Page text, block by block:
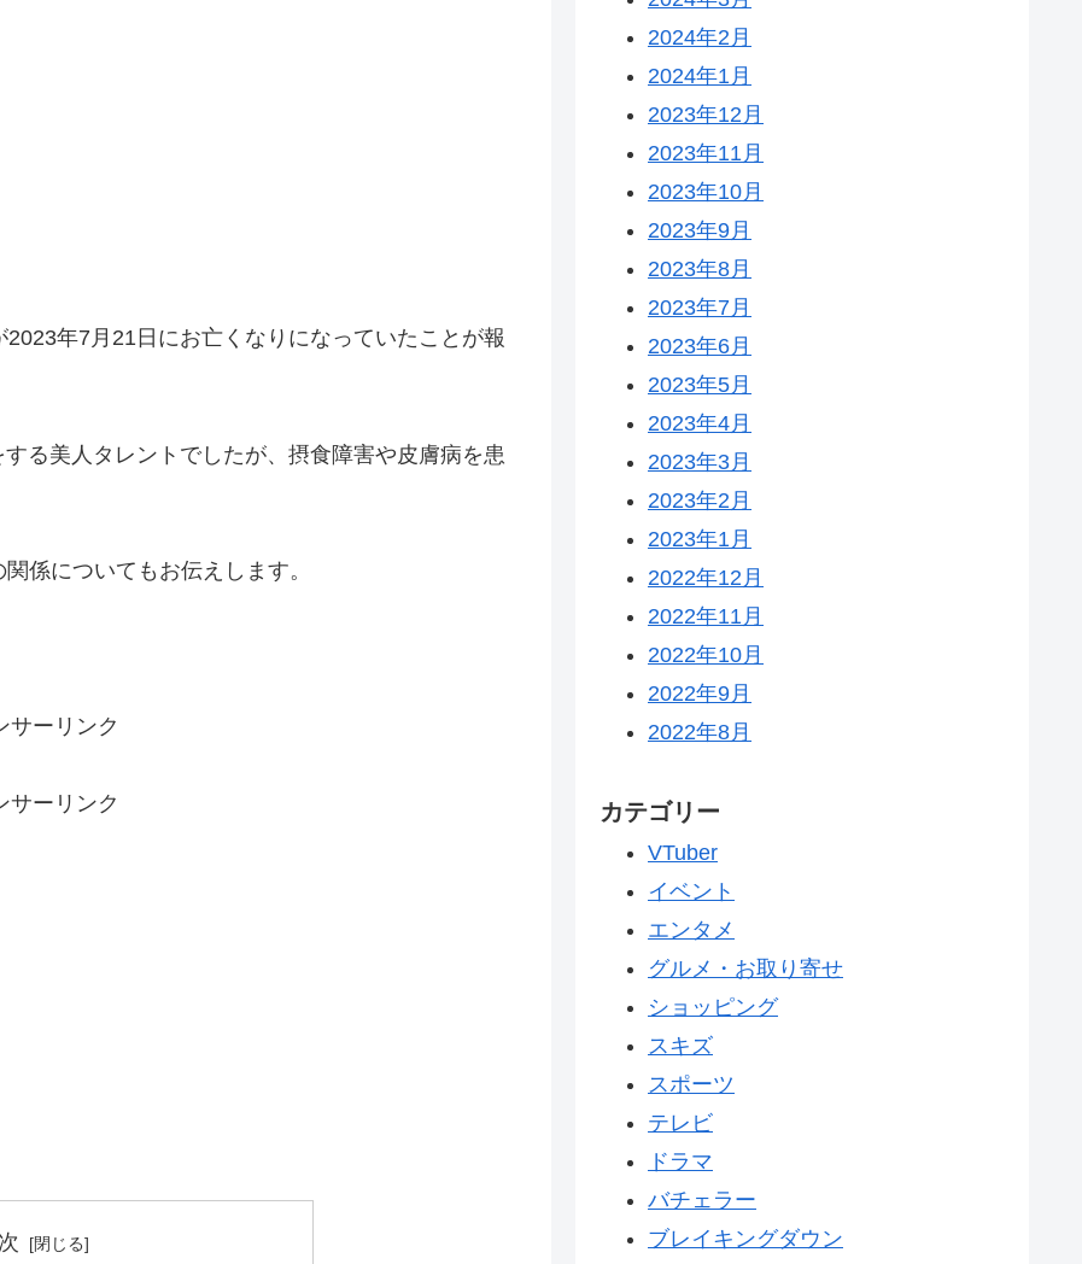
年7月21日にお亡くなりになっていたことが報
る美人タレントでしたが、摂食障害や皮膚病を患
係についてもお伝えします。
サーリンク
サーリンク
2024年2月
2024年1月
2023年12月
2023年11月
2023年10月
2023年9月
2023年8月
2023年7月
2023年6月
2023年5月
2023年4月
2023年3月
2023年2月
2023年1月
2022年12月
2022年11月
2022年10月
2022年9月
2022年8月
カテゴリー
VTuber
イベント
エンタメ
グルメ・お取り寄せ
ショッピング
スキズ
スポーツ
テレビ
ドラマ
バチェラー
ブレイキングダウン